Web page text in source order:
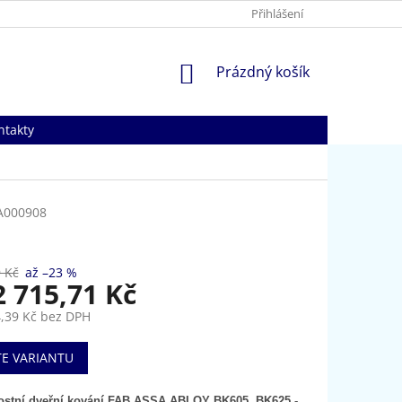
Přihlášení
NÁKUPNÍ
Prázdný košík
Kč až –23 %
715,71 Kč
Kč bez DPH
VARIANTU